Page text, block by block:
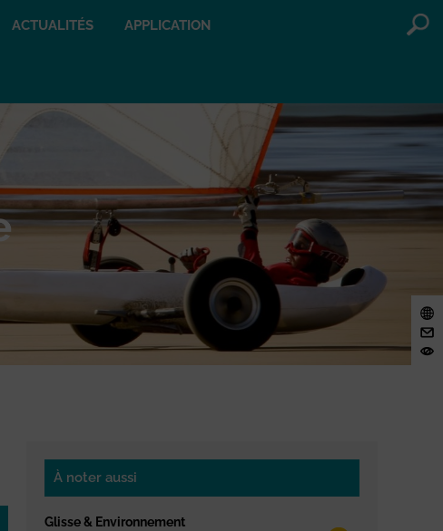
ACTUALITÉS APPLICATION
À noter aussi
Glisse & Environnement